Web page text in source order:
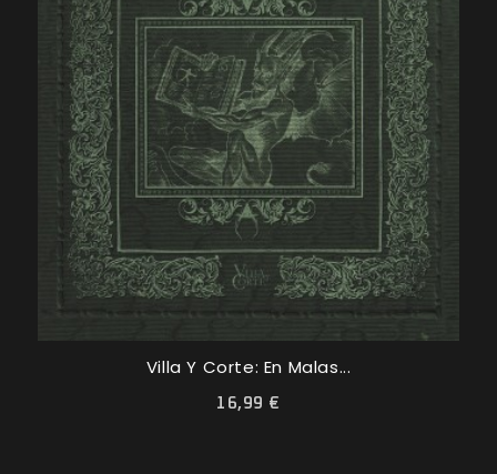
Villa Y Corte: En Malas...
16,99 €